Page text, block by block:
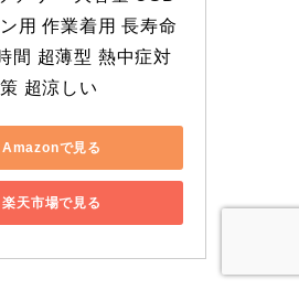
用 作業着用 長寿命
間 超薄型 熱中症対
超涼しい
Amazonで見る
楽天市場で見る